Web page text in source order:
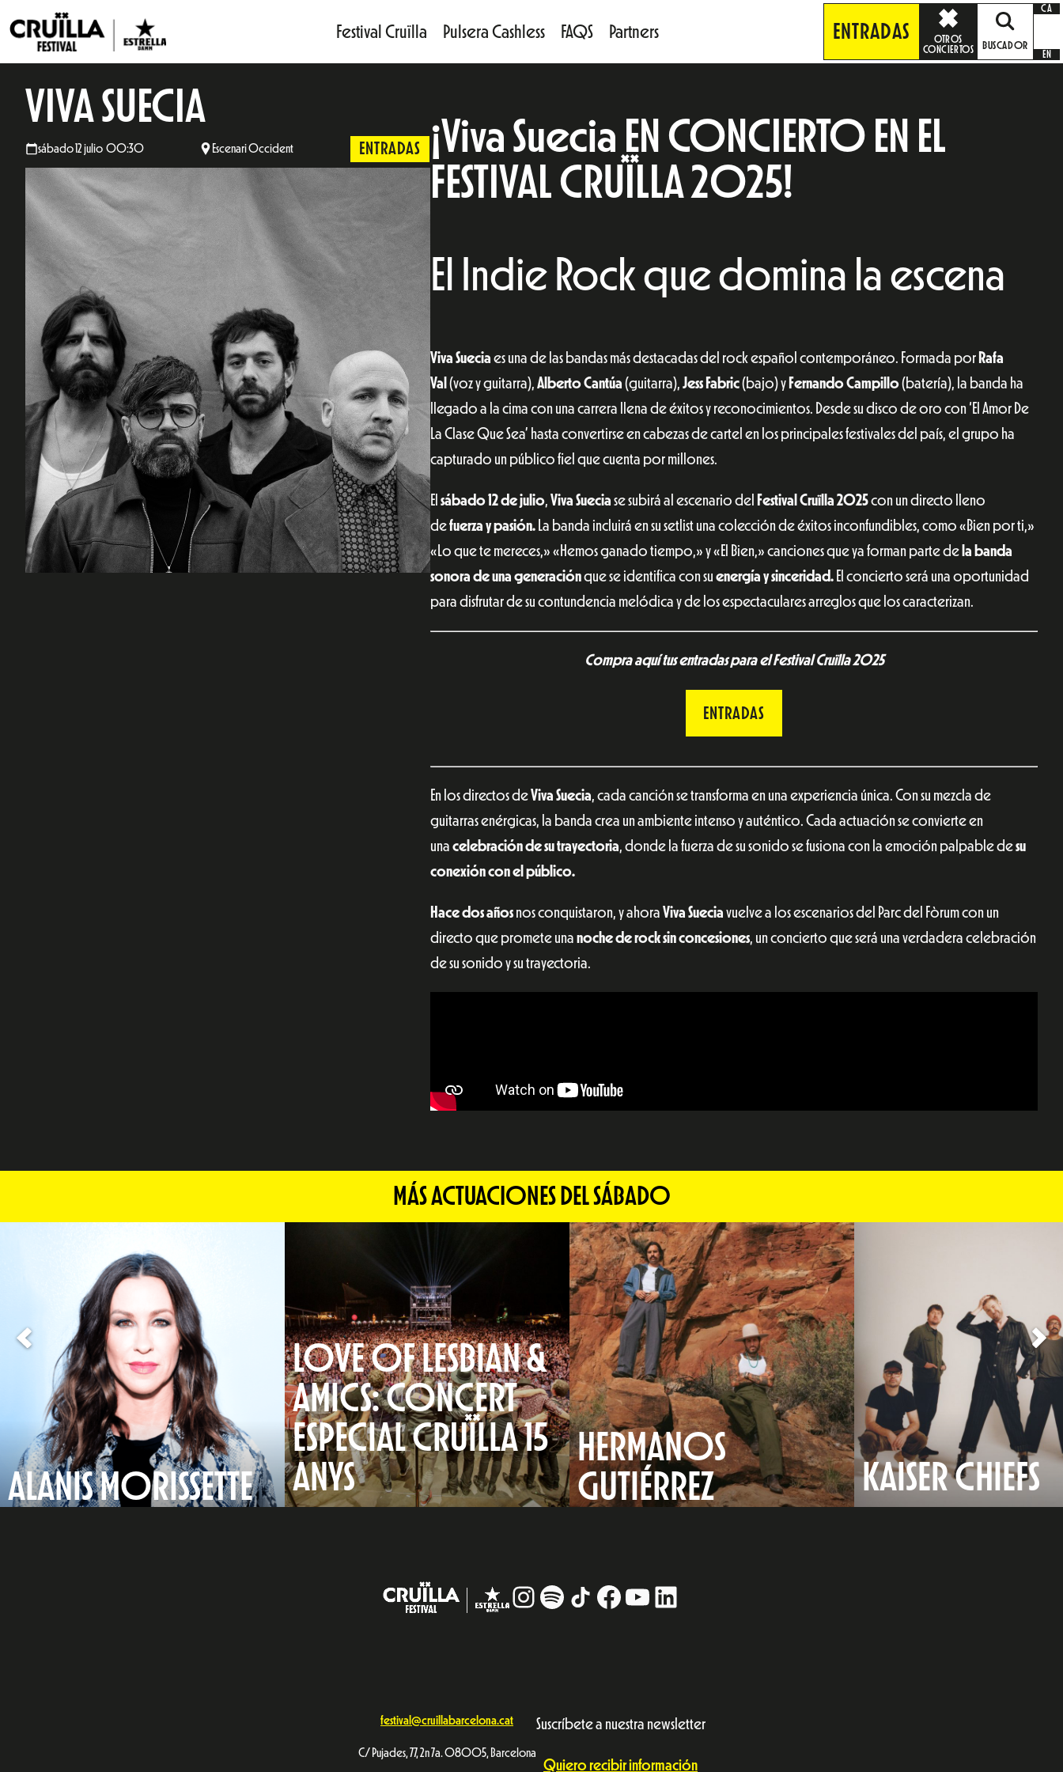
Festival Cruïlla Pulsera Cashless FAQS Partners ENTRADAS
OTROS
CONCIERTOS
BUSCADOR
CA
EN
VIVA SUECIA
sábado 12 julio 00:30 Escenari Occident ENTRADAS
¡Viva Suecia EN CONCIERTO EN EL
FESTIVAL CRUÏLLA 2025!
El Indie Rock que domina la escena
Viva Suecia es una de las bandas más destacadas del rock español contemporáneo. Formada por Rafa
Val (voz y guitarra), Alberto Cantúa (guitarra), Jess Fabric(bajo) y Fernando Campillo(batería), la banda ha
llegado a la cima con una carrera llena de éxitos y reconocimientos. Desde su disco de oro con ‘El Amor De
La Clase Que Sea’ hasta convertirse en cabezas de cartel en los principales festivales del país, el grupo ha
capturado un público fiel que cuenta por millones.
El sábado12 de julio, Viva Suecia se subirá al escenario del Festival Cruïlla 2025con un directo lleno
defuerza y pasión. La banda incluirá en su setlist una colección de éxitos inconfundibles, como «Bien por ti,»
«Lo que te mereces,» «Hemos ganado tiempo,» y «El Bien,» canciones que ya forman parte de la banda
sonora de una generaciónque se identifica con su energía y sinceridad. El concierto será una oportunidad
para disfrutar de su contundencia melódica y de los espectaculares arreglos que los caracterizan.
Compra aquí tus entradas para el Festival Cruïlla 2025
ENTRADAS
En los directos deViva Suecia, cada canción se transforma en una experiencia única. Con su mezcla de
guitarras enérgicas, la banda crea un ambiente intenso y auténtico. Cada actuación se convierte en
una celebración de su trayectoria, donde la fuerza de su sonido se fusiona con la emoción palpable desu
conexión con el público.
Hace dos años nos conquistaron, y ahora Viva Suecia vuelve a los escenarios del Parc del Fòrum con un
directo que promete una noche de rock sin concesiones, un concierto que será una verdadera celebración
de su sonido y su trayectoria.
MÁS ACTUACIONES DEL SÁBADO
ALANIS MORISSETTE
LOVE OF LESBIAN &
AMICS: CONCERT
ESPECIAL CRUÏLLA 15
ANYS
HERMANOS
GUTIÉRREZ
KAISER CHIEFS
Instagram
# TikTokFacebook
YouTube
LinkedIn
festival@cruillabarcelona.cat
C/ Pujades, 77, 2n 7a. 08005, Barcelona
Suscríbete a nuestra newsletter
Quiero recibir información